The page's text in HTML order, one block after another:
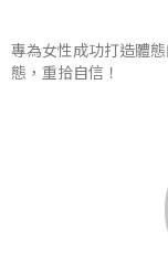
專為女性成功打造體
態，重拾自信！